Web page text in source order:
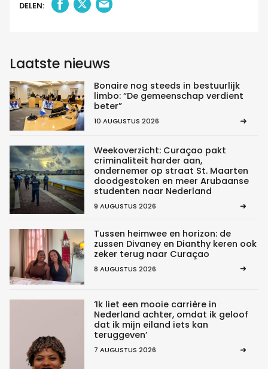
DELEN:
Laatste nieuws
Bonaire nog steeds in bestuurlijk
limbo: “De gemeenschap verdient
beter”
10 AUGUSTUS 2026
Weekoverzicht: Curaçao pakt
criminaliteit harder aan,
ondernemer op straat St. Maarten
doodgestoken en meer Arubaanse
studenten naar Nederland
9 AUGUSTUS 2026
Tussen heimwee en horizon: de
zussen Divaney en Dianthy keren ook
zeker terug naar Curaçao
8 AUGUSTUS 2026
‘Ik liet een mooie carrière in
Nederland achter, omdat ik geloof
dat ik mijn eiland iets kan
teruggeven’
7 AUGUSTUS 2026